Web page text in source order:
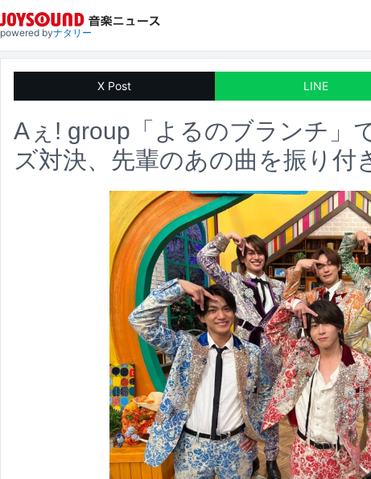
powered byナタリー
X Post LINE
Aぇ! group「よるのブランチ」
ズ対決、先輩のあの曲を振り付